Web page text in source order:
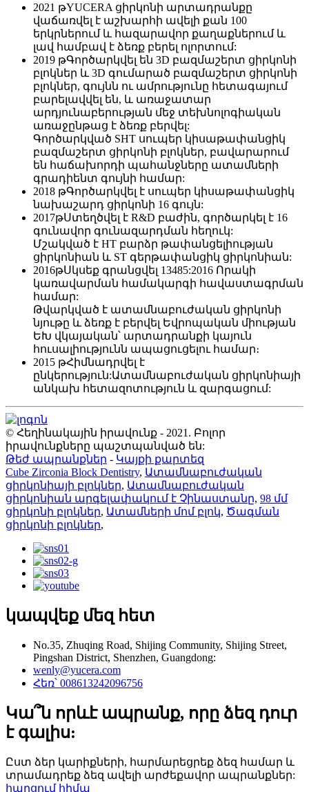
2021 թYUCERA ցիրկոնի արտադրանքը
վաճառվել է աշխարհի ավելի քան 100
երկրներում և հազարավոր քաղաքներում և
լավ համբավ է ձեռք բերել ոլորտում:
2019 թԳործարկվել են 3D բազմաշերտ ցիրկոնի
բլոկներ և 3D գումարած բազմաշերտ ցիրկոնի
բլոկներ, գույնն ու ամրությունը հետագայում
բարելավվել են, և առաջատար
արդյունաբերության մեջ տեխնոլոգիական
առաջընթաց է ձեռք բերվել:
Գործարկված SHT սուպեր կիսաթափանցիկ
բազմաշերտ ցիրկոնի բլոկներ, բավարարում
են հաճախորդի պահանջները ատամների
գրադիենտ գույնի համար:
2018 թԳործարկվել է սուպեր կիսաթափանցիկ
նախաշարդ ցիրկոնի 16 գույն:
2017թՍտեղծվել է R&D բաժին, գործարկել է 16
գունավոր գունազարդման հեղուկ:
Մշակված է HT բարձր թափանցելիության
ցիրկոնիան և ST գերթափանցիկ ցիրկոնիան:
2016թՍկսեք գրանցվել 13485:2016 Որակի
կառավարման համակարգի հավաստագրման
համար:
Թվարկված է ատամնաբուժական ցիրկոնի
նյութը և ձեռք է բերվել Եվրոպական միության
ԵԽ վկայական՝ արտադրանքի կայուն
հուսալիությունն ապացուցելու համար։
2015 թՀիմնադրվել է
ընկերություն:Ատամնաբուժական ցիրկոնիայի
անկախ հետազոտություն և զարգացում:
© Հեղինակային իրավունք - 2021. Բոլոր
իրավունքները պաշտպանված են:
Թեժ ապրանքներ - Կայքի քարտեզ
Cube Zirconia Block Dentistry, Ատամնաբուժական
ցիրկոնիայի բլոկներ, Ատամնաբուժական
ցիրկոնիան արգելափակում է Չինաստանը, 98 մմ
ցիրկոնի բլոկներ, Ատամների մոմ բլոկ, Ծագման
ցիրկոնի բլոկներ,
կապվեք մեզ հետ
No.35, Zhuqing Road, Shijing Community, Shijing Street,
Pingshan District, Shenzhen, Guangdong:
wenly@yucera.com
Հեռ՝ 008613242096756
Կա՞ն որևէ ապրանք, որը ձեզ դուր
է գալիս:
Ըստ ձեր կարիքների, հարմարեցրեք ձեզ համար և
տրամադրեք ձեզ ավելի արժեքավոր ապրանքներ:
հարցում հիմա